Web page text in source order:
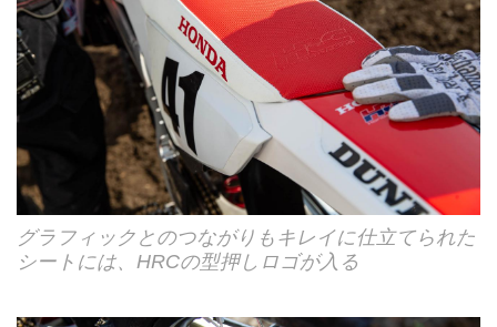
グラフィックとのつながりもキレイに仕立てられた
シートには、HRCの型押しロゴが入る